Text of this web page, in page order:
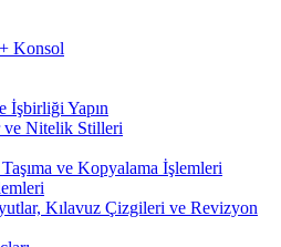
Konsol
İşbirliği Yapın
ve Nitelik Stilleri
ve Kopyalama İşlemleri
Kılavuz Çizgileri ve Revizyon